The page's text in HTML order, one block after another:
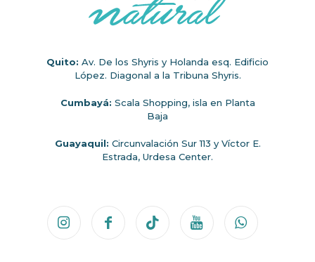
Quito: Av. De los Shyris y Holanda esq. Edificio
López. Diagonal a la Tribuna Shyris.
Cumbayá: Scala Shopping, isla en Planta
Baja
Guayaquil: Circunvalación Sur 113 y Víctor E.
Estrada, Urdesa Center.